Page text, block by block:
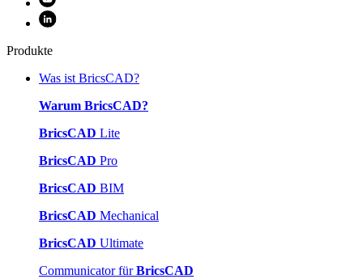
Produkte
Was ist BricsCAD?
Warum BricsCAD?
BricsCAD Lite
BricsCAD Pro
BricsCAD BIM
BricsCAD Mechanical
BricsCAD Ultimate
Communicator fürBricsCAD